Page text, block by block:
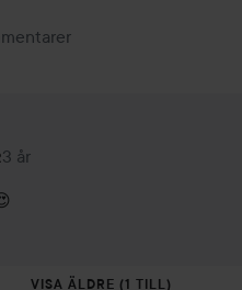
Lyko Creator.
3 år
Kommentaren lades 3 år
VISA ÄLDRE (1 TILL)